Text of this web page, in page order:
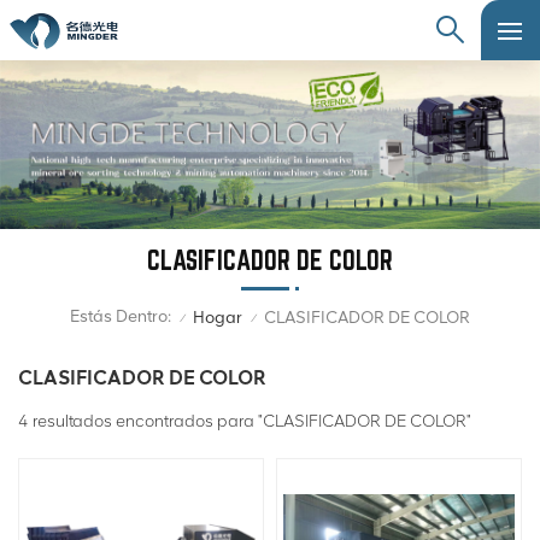
CLASIFICADOR DE COLOR
Estás Dentro: / Hogar / CLASIFICADOR DE COLOR
CLASIFICADOR DE COLOR
4 resultados encontrados para "CLASIFICADOR DE COLOR"